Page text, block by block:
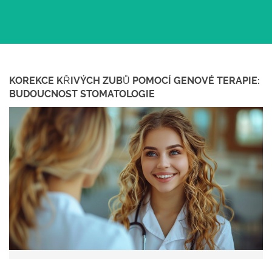
KOREKCE KŘIVÝCH ZUBŮ POMOCÍ GENOVÉ TERAPIE:
BUDOUCNOST STOMATOLOGIE